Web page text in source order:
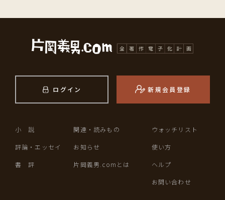
ログイン 新規会員登録
小 説
評論・エッセイ
書 評
関連・読みもの
お知らせ
片岡義男.comとは
ウォッチリスト
使い方
ヘルプ
お問い合わせ